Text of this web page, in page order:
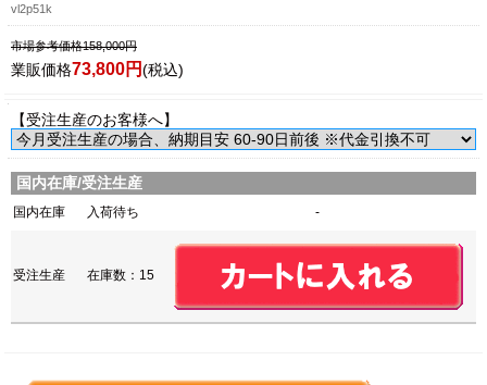
vl2p51k
市場参考価格158,000円
業販価格73,800円(税込)
【受注生産のお客様へ】
国内在庫/受注生産
国内在庫 入荷待ち -
受注生産 在庫数：15